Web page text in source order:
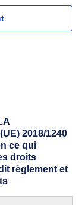
2018/1240
ce qui
droits
règlement et